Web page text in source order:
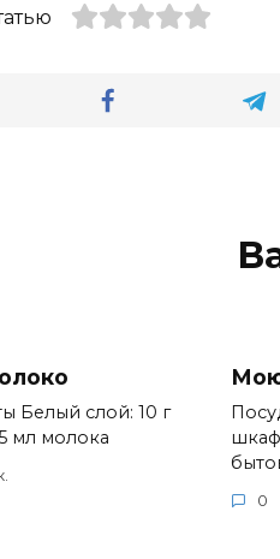
Белый слой: 10 г
мл молока
0